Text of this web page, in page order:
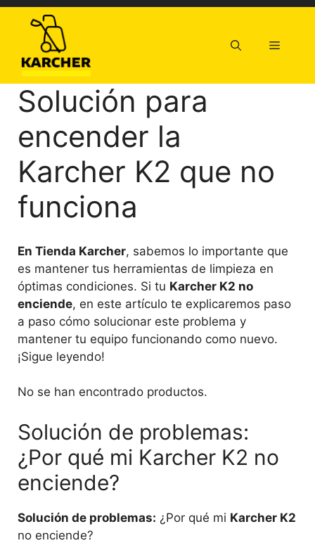
Saltar
contenido
Menú
Solución para
encender la
Karcher K2 que no
funciona
En Tienda Karcher, sabemos lo importante que
es mantener tus herramientas de limpieza en
óptimas condiciones. Si tu Karcher K2 no
enciende, en este artículo te explicaremos paso
a paso cómo solucionar este problema y
mantener tu equipo funcionando como nuevo.
¡Sigue leyendo!
No se han encontrado productos.
Solución de problemas:
¿Por qué mi Karcher K2 no
enciende?
Solución de problemas: ¿Por qué mi Karcher K2
no enciende?